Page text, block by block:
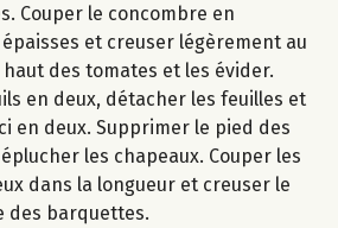
Couper le concombre en
et creuser légèrement au
haut des tomates et les évider.
en deux, détacher les feuilles et
en deux. Supprimer le pied des
les chapeaux. Couper les
dans la longueur et creuser le
des barquettes.